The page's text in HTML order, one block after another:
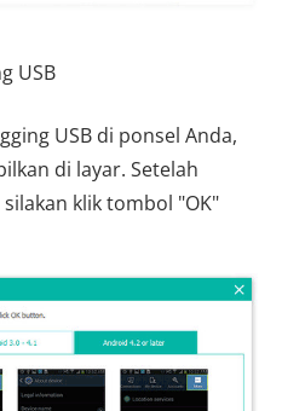
USB
USB di ponsel Anda,
di layar. Setelah
klik tombol "OK"